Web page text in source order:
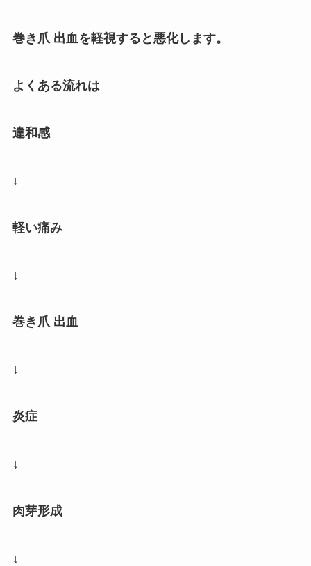
巻き爪 出血を軽視すると悪化します。
よくある流れは
違和感
↓
軽い痛み
↓
巻き爪 出血
↓
炎症
↓
肉芽形成
↓